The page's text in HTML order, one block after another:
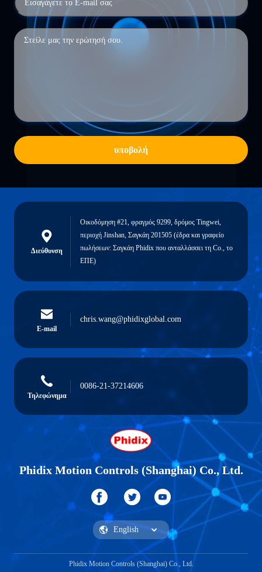
υποβολή
Διεύθυνση
Οικοδόμηση #21, φραγμός 9299, δρόμος Tingwei,
περιοχή Jinshan, Σαγκάη 201505 (έδρα και γραφείο
πωλήσεων: Σαγκάη Phidix που ανταλλάσσει τη Co., το
ΕΠΕ)
E-mail
chris.wang@phidixglobal.com
Τηλεφώνημα
0086-21-37214606
Phidix Motion Controls (Shanghai) Co., Ltd.
Phidix Motion Controls (Shanghai) Co., Ltd.